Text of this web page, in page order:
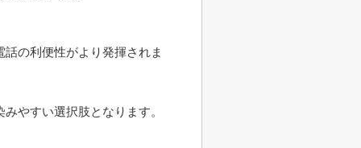
の利便性がより発揮されま
やすい選択肢となります。